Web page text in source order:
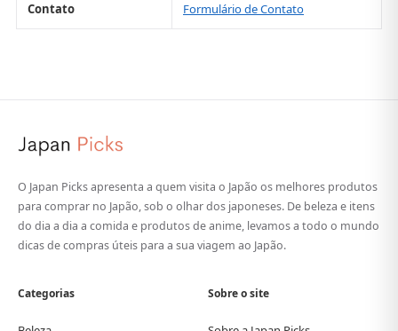
Contato Formulário de Contato
O Japan Picks apresenta a quem visita o Japão os melhores produtos
para comprar no Japão, sob o olhar dos japoneses. De beleza e itens
do dia a dia a comida e produtos de anime, levamos a todo o mundo
dicas de compras úteis para a sua viagem ao Japão.
Categorias Sobre o site